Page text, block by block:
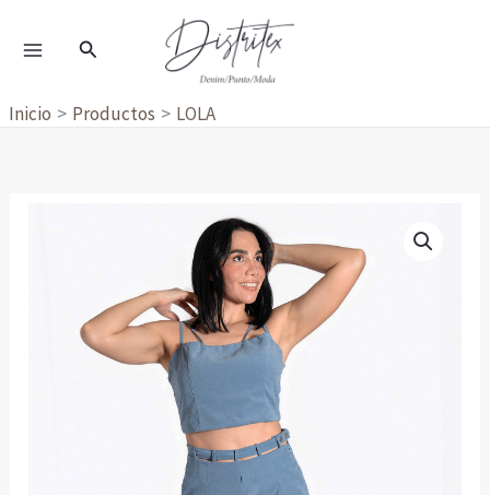
Buscar
Inicio Productos LOLA